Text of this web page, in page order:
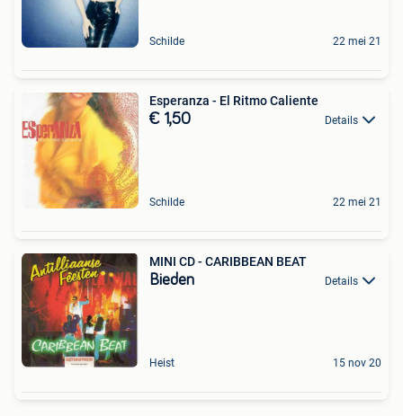
Schilde 22 mei 21
Esperanza - El Ritmo Caliente
€ 1,50 Details
Schilde 22 mei 21
MINI CD - CARIBBEAN BEAT
Bieden Details
Heist 15 nov 20